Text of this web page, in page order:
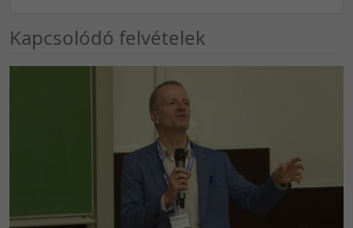
Kapcsolódó felvételek